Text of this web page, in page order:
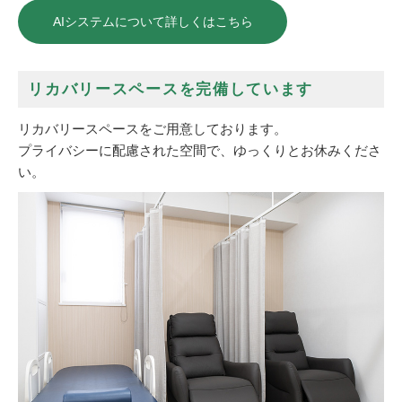
AIシステムについて詳しくはこちら
リカバリースペースを完備しています
リカバリースペースをご用意しております。
プライバシーに配慮された空間で、ゆっくりとお休みくださ
い。